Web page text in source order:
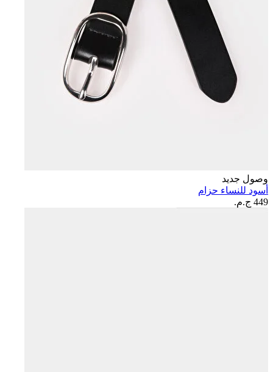
وصول جديد
أسود للنساء حزام
449 ج.م.‏